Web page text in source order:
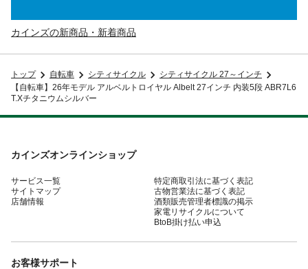
カインズの新商品・新着商品
トップ 自転車 シティサイクル
シティサイクル 27～インチ
【自転車】26年モデル アルベルトロイヤル Albelt 27インチ 内装5段 ABR7L6
T.Xチタニウムシルバー
カインズオンラインショップ
サービス一覧
サイトマップ
店舗情報
特定商取引法に基づく表記
古物営業法に基づく表記
酒類販売管理者標識の掲示
家電リサイクルについて
BtoB掛け払い申込
お客様サポート